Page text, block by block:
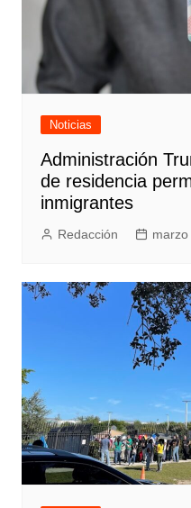
Noticias
Administración
de residencia
inmigrantes
Redacción